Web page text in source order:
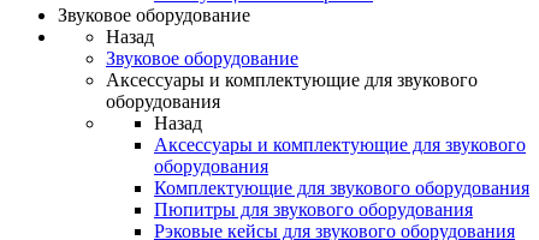
Звуковое оборудование
Назад
Звуковое оборудование
Аксессуары и комплектующие для звукового
оборудования
Назад
Аксессуары и комплектующие для звукового
оборудования
Комплектующие для звукового оборудования
Пюпитры для звукового оборудования
Рэковые кейсы для звукового оборудования